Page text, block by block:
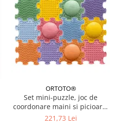
ORTOTO®
Set mini-puzzle, joc de
coordonare maini si picioare,
12 piese, Multicolor
221,73 Lei